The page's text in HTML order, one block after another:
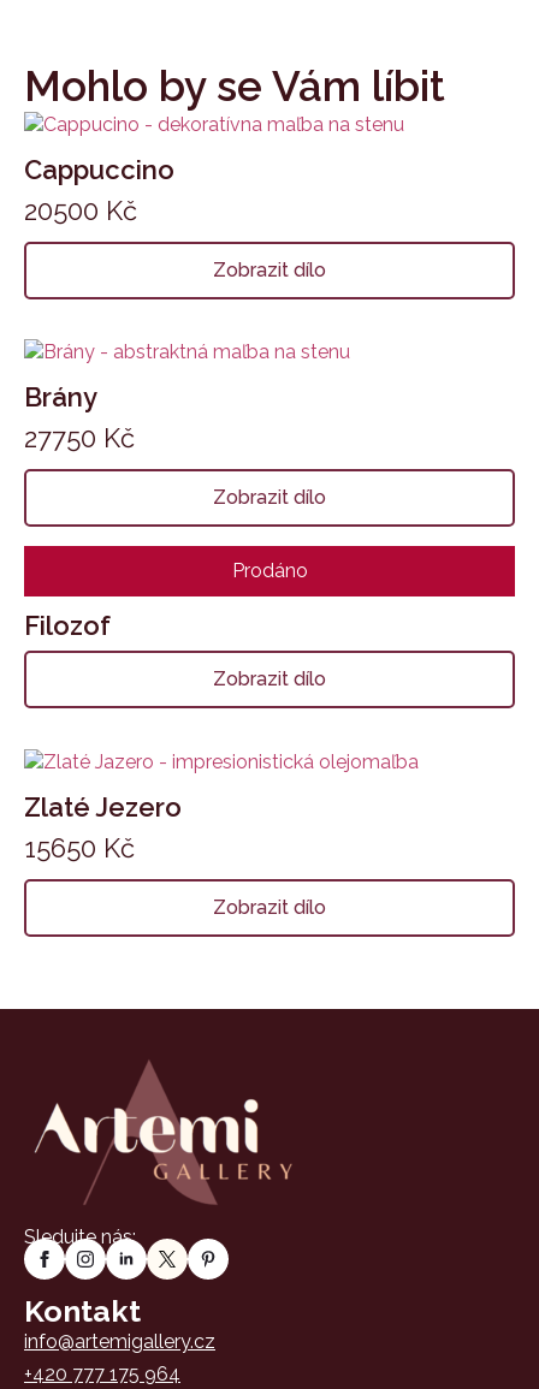
Mohlo by se Vám líbit
Cappuccino
20500 Kč
Zobrazit dílo
Brány
27750 Kč
Zobrazit dílo
Prodáno
Filozof
Zobrazit dílo
Zlaté Jezero
15650 Kč
Zobrazit dílo
Sledujte nás:
Kontakt
info@artemigallery.cz
+420 777 175 964